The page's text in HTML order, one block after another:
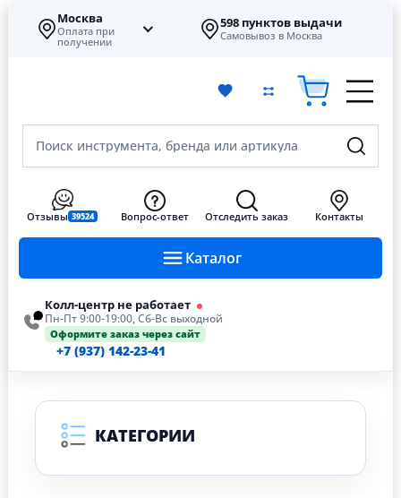
Москва
Оплата при
получении
598 пунктов выдачи
Самовывоз в Москва
Поиск инструмента, бренда или артикула
Каталог
Отзывы 39524 Вопрос-ответ Отследить заказ Контакты
Колл-центр не работает
Пн-Пт 9:00-19:00, Сб-Вс выходной
Оформите заказ через сайт
+7 (937) 142-23-41
КАТЕГОРИИ